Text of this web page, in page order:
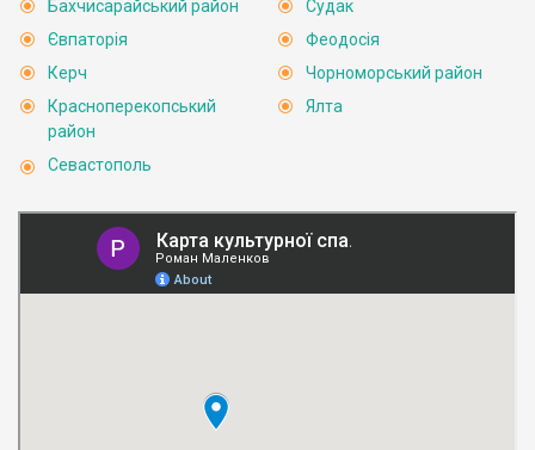
Бахчисарайський район
Євпаторія
Керч
Красноперекопський
район
Севастополь
Судак
Феодосія
Чорноморський район
Ялта